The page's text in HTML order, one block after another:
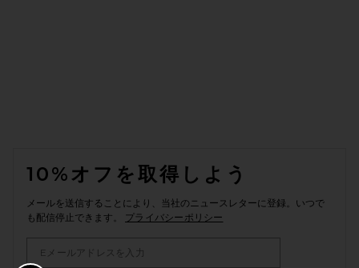
10%オフを取得しよう
メールを送信することにより、当社のニュースレターに登録。いつで
も配信停止できます。 プライバシーポリシー